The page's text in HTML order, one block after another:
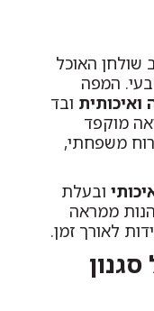
שולחן האוכל
המפה
ואיכותית ובד
מוקפד
משפחתי,
ובעלת
ממראה
לאורך זמן.